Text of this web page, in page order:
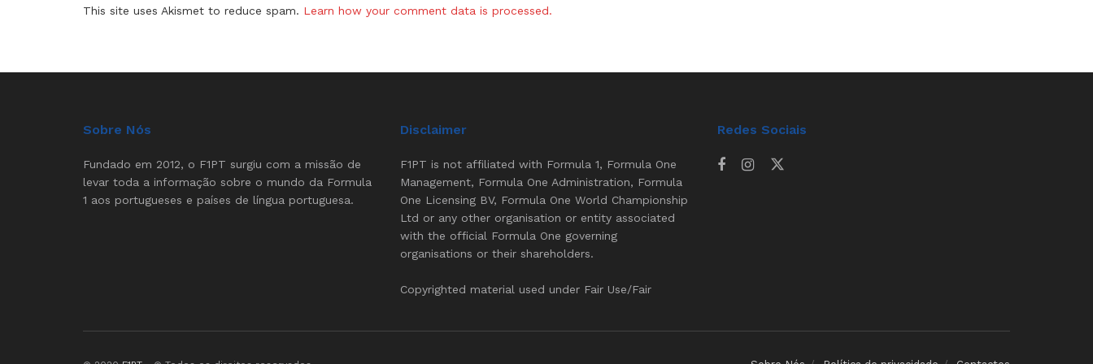
This site uses Akismet to reduce spam. Learn how your comment data is processed.
Sobre Nós
Fundado em 2012, o F1PT surgiu com a missão de
levar toda a informação sobre o mundo da Formula
1 aos portugueses e países de língua portuguesa.
Disclaimer
F1PT is not affiliated with Formula 1, Formula One
Management, Formula One Administration, Formula
One Licensing BV, Formula One World Championship
Ltd or any other organisation or entity associated
with the official Formula One governing
organisations or their shareholders.
Copyrighted material used under Fair Use/Fair
Redes Sociais